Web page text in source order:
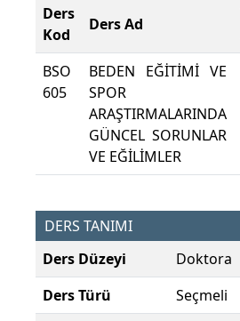
Ders
Kod
Ders Ad
BSO
605
BEDEN EĞİTİMİ VE
SPOR
ARAŞTIRMALARINDA
GÜNCEL SORUNLAR
VE EĞİLİMLER
DERS TANIMI
Ders Düzeyi
Doktora
Ders Türü
Seçmeli